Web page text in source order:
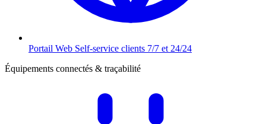
Portail Web Self-service clients 7/7 et 24/24
Équipements connectés & traçabilité